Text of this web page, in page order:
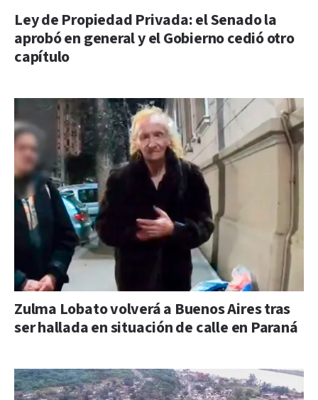
Ley de Propiedad Privada: el Senado la
aprobó en general y el Gobierno cedió otro
capítulo
Zulma Lobato volverá a Buenos Aires tras
ser hallada en situación de calle en Paraná